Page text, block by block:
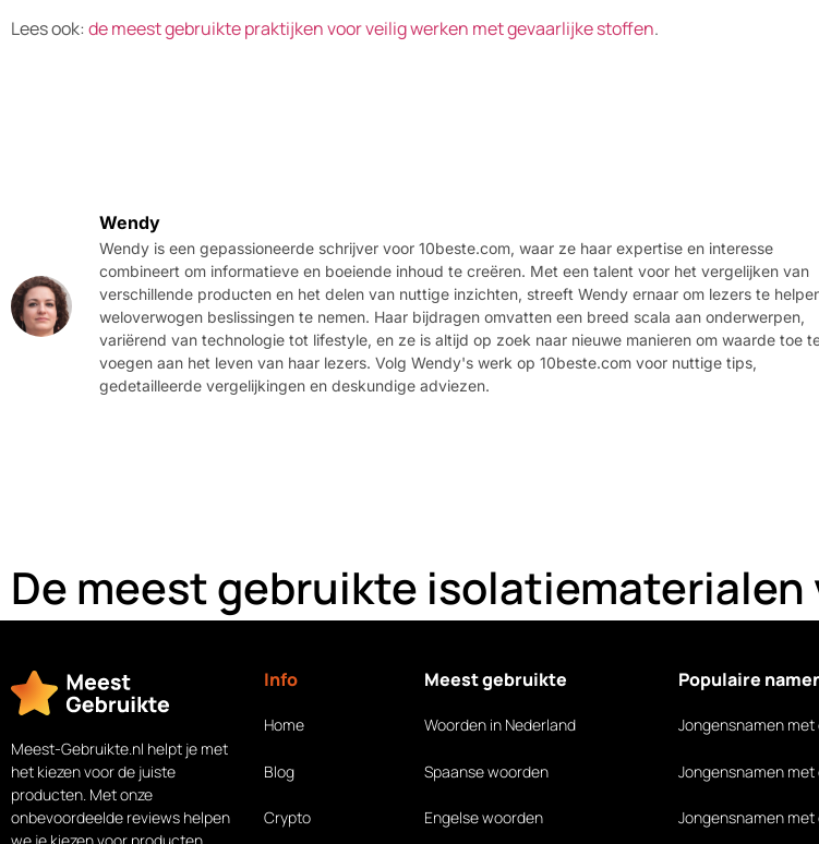
Lees ook: de meest gebruikte praktijken voor veilig werken met gevaarlijke stoffen.
Wendy
Wendy is een gepassioneerde schrijver voor 10beste.com, waar ze haar expertise en interesse
combineert om informatieve en boeiende inhoud te creëren. Met een talent voor het vergelijken van
verschillende producten en het delen van nuttige inzichten, streeft Wendy ernaar om lezers te
weloverwogen beslissingen te nemen. Haar bijdragen omvatten een breed scala aan onderwerpen,
variërend van technologie tot lifestyle, en ze is altijd op zoek naar nieuwe manieren om waarde toe
voegen aan het leven van haar lezers. Volg Wendy's werk op 10beste.com voor nuttige tips,
gedetailleerde vergelijkingen en deskundige adviezen.
De meest gebruikte isolatiematerialen
Meest-Gebruikte.nl helpt je met
het kiezen voor de juiste
producten. Met onze
onbevoordeelde reviews helpen
Info
Home
Blog
Crypto
Meest gebruikte
Woorden in Nederland
Spaanse woorden
Engelse woorden
Populaire
Jongensnamen met
Jongensnamen met
Jongensnamen met